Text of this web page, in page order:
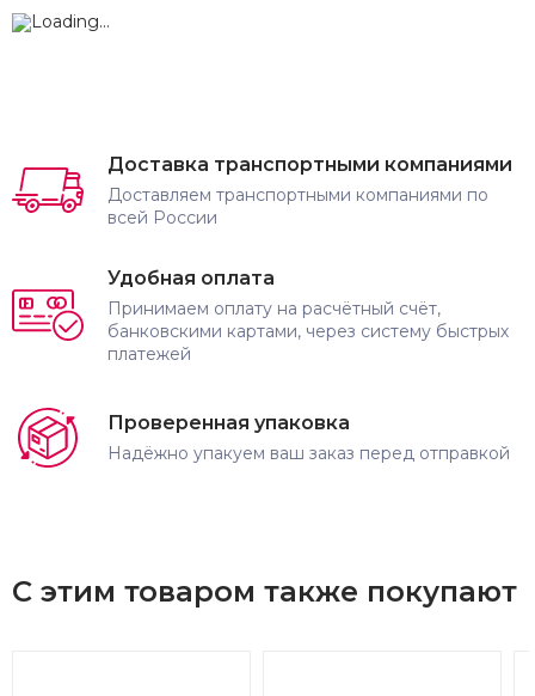
Доставка транспортными компаниями
Доставляем транспортными компаниями по
всей России
Удобная оплата
Принимаем оплату на расчётный счёт,
банковскими картами, через систему быстрых
платежей
Проверенная упаковка
Надёжно упакуем ваш заказ перед отправкой
С этим товаром также покупают